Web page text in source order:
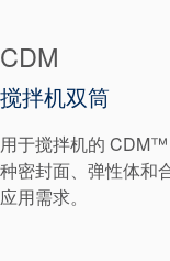
CDM
搅拌机双筒
用于搅拌机的
种密封面、弹性体和
应用需求。